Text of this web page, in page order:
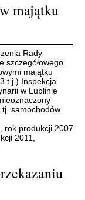
majątku
Rady
szczegółowego
majątku
t.j.) Inspekcja
w Lublinie
tj. samochodów
rok produkcji 2007
2011,